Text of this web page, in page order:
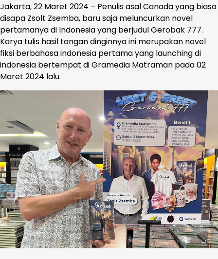
Jakarta, 22 Maret 2024 – Penulis asal Canada yang biasa
disapa Zsolt Zsemba, baru saja meluncurkan novel
pertamanya di Indonesia yang berjudul Gerobak 777.
Karya tulis hasil tangan dinginnya ini merupakan novel
fiksi berbahasa indonesia pertama yang launching di
indonesia bertempat di Gramedia Matraman pada 02
Maret 2024 lalu.